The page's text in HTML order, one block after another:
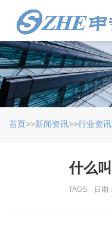
首页>>新闻资讯>>行业资讯
什么
TAGS: 日期